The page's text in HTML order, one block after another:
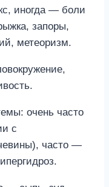
иногда — боли
запоры,
метеоризм.
очень часто
с
часто —